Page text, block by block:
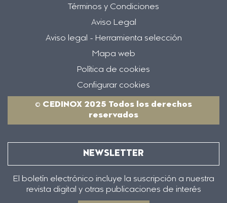
Términos y Condiciones
Aviso Legal
Aviso legal - Herramienta selección
Mapa web
Política de cookies
Configurar cookies
© CEDINOX 2025 Todos los derechos
reservados
NEWSLETTER
El boletín electrónico incluye la suscripción a nuestra
revista digital y otras publicaciones de interés